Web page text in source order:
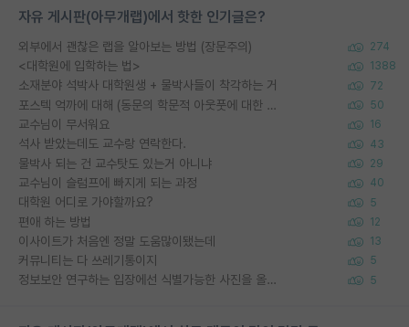
자유 게시판(아무개랩)에서 핫한 인기글은?
외부에서 괜찮은 랩을 알아보는 방법 (장문주의) 274
<대학원에 입학하는 법> 1388
소재분야 석박사 대학원생 + 물박사들이 착각하는 거 72
포스텍 억까에 대해 (동문의 학문적 아웃풋에 대한 반박) 50
교수님이 무서워요 16
석사 받았는데도 교수랑 연락한다. 43
물박사 되는 건 교수탓도 있는거 아니냐 29
교수님이 슬럼프에 빠지게 되는 과정 40
대학원 어디로 가야할까요? 5
편애 하는 방법 12
이사이트가 처음엔 정말 도움많이됐는데 13
커뮤니티는 다 쓰레기통이지 5
정보보안 연구하는 입장에선 식별가능한 사진을 올리는건 비추이긴함 5